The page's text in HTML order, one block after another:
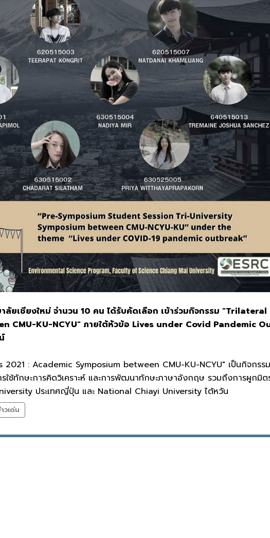
ยเชียงใหม่ จำนวน 10 คน ได้รับคัดเลือก เข้าร่วมกิจกรรม
CMU-KU-NCYU" ภายใต้หัวข้อ Lives under Covid Pandemic
: Academic Symposium between CMU-KU-NCYU" เป็นกิจกรร
ช้ทักษะการคิดวิเคราะห์ และการพัฒนาทักษะภาษาอังกฤษ รวมถึงการผูกมิต
ประเทศญี่ปุ่น และ National Chiayi University ไต้หวัน
วเด่น